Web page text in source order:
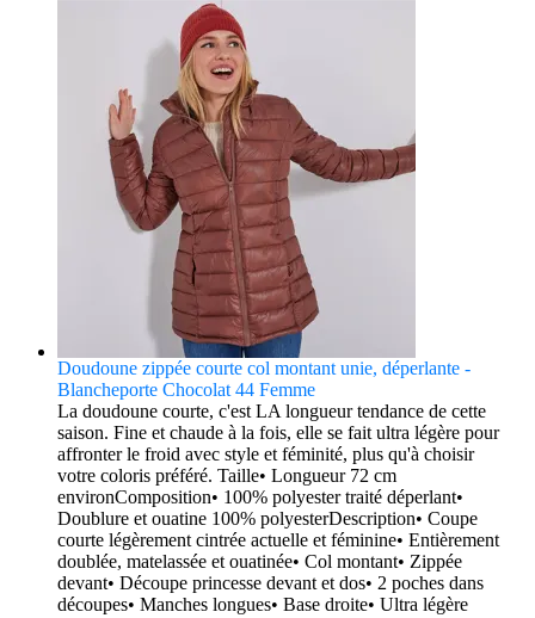
Doudoune zippée courte col montant unie, déperlante -
Blancheporte Chocolat 44 Femme
La doudoune courte, c'est LA longueur tendance de cette
saison. Fine et chaude à la fois, elle se fait ultra légère pour
affronter le froid avec style et féminité, plus qu'à choisir
votre coloris préféré. Taille• Longueur 72 cm
environComposition• 100% polyester traité déperlant•
Doublure et ouatine 100% polyesterDescription• Coupe
courte légèrement cintrée actuelle et féminine• Entièrement
doublée, matelassée et ouatinée• Col montant• Zippée
devant• Découpe princesse devant et dos• 2 poches dans
découpes• Manches longues• Base droite• Ultra légère